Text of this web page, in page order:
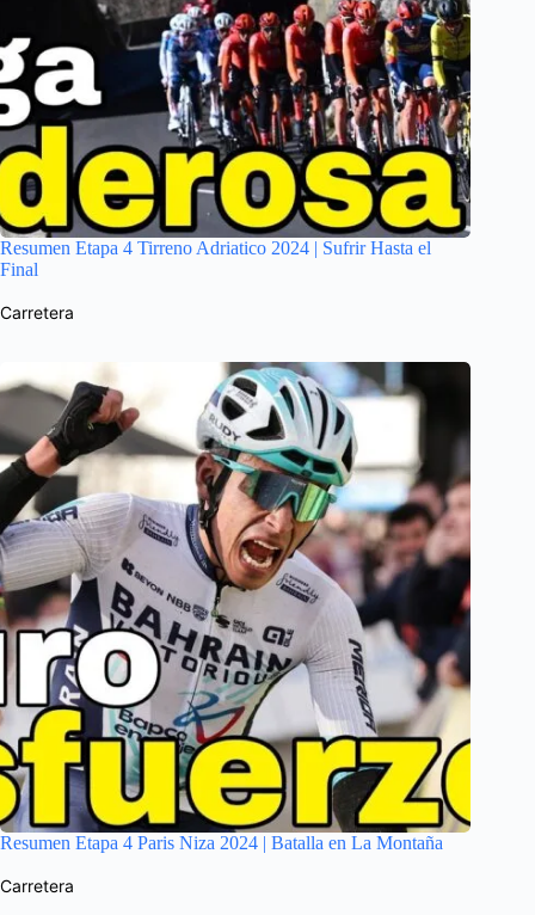
Resumen Etapa 4 Tirreno Adriatico 2024 | Sufrir Hasta el
Final
Carretera
Resumen Etapa 4 Paris Niza 2024 | Batalla en La Montaña
Carretera